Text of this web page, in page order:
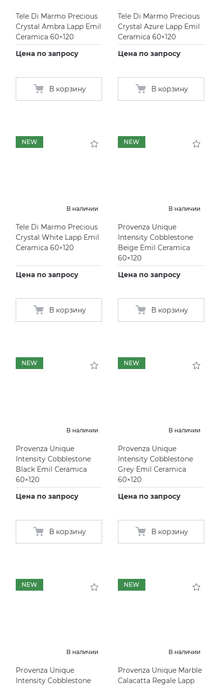
Tele Di Marmo Precious
Crystal Ambra Lapp Emil
Ceramica 60×120
Цена по запросу
В корзину
Tele Di Marmo Precious
Crystal Azure Lapp Emil
Ceramica 60×120
Цена по запросу
В корзину
NEW
В наличии
Tele Di Marmo Precious
Crystal White Lapp Emil
Ceramica 60×120
Цена по запросу
В корзину
NEW
В наличии
Provenza Unique
Intensity Cobblestone
Beige Emil Ceramica
60×120
Цена по запросу
В корзину
NEW
В наличии
Provenza Unique
Intensity Cobblestone
Black Emil Ceramica
60×120
Цена по запросу
В корзину
NEW
В наличии
Provenza Unique
Intensity Cobblestone
Grey Emil Ceramica
60×120
Цена по запросу
В корзину
NEW
В наличии
Provenza Unique
Intensity Cobblestone
NEW
В наличии
Provenza Unique Marble
Calacatta Regale Lapp